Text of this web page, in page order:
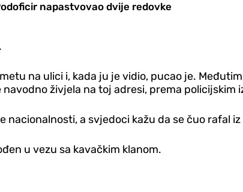
napastvovao dvije redovke
na ulici i, kada ju je vidio, pucao je.
živjela na toj adresi, prema policijskim
a svjedoci kažu da se čuo rafal
u vezu sa kavačkim klanom.